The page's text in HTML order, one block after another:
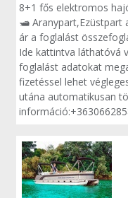
8+1 fős elektromos
🛥 Aranypart,Ezüstpart
ár a foglalást
Ide kattintva láthatóvá
foglalást adatokat
fizetéssel lehet
utána automatikusan